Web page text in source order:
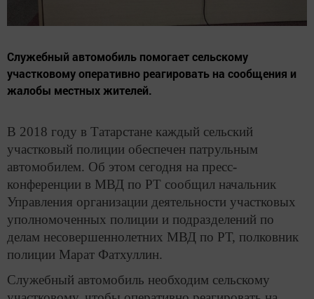
Служебный автомобиль помогает сельскому
участковому оперативно реагировать на сообщения и
жалобы местных жителей.
В 2018 году в Татарстане каждый сельский
участковый полиции обеспечен патрульным
автомобилем. Об этом сегодня на пресс-
конференции в МВД по РТ сообщил начальник
Управления организации деятельности участковых
уполномоченных полиции и подразделений по
делам несовершеннолетних МВД по РТ, полковник
полиции Марат Фатхуллин.
Служебный автомобиль необходим сельскому